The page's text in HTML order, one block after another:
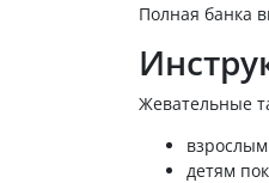
Полная банка
Жевательные
детям